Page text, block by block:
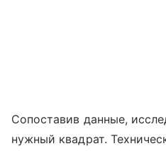
Сопоставив данные,
нужный квадрат.